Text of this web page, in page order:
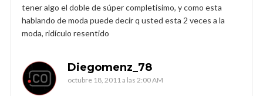
tener algo el doble de súper completisimo, y como esta
hablando de moda puede decir q usted esta 2 veces a la
moda, ridículo resentido
Diegomenz_78
octubre 18, 2011 a las 2:00 AM